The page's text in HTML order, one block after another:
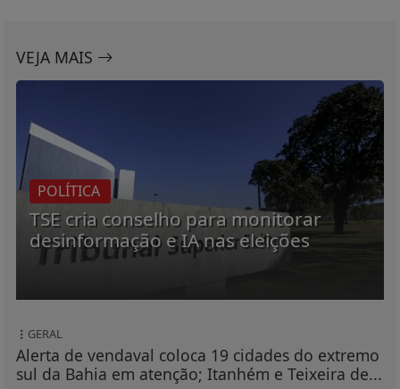
VEJA MAIS
POLÍTICA
TSE cria conselho para monitorar
desinformação e IA nas eleições
GERAL
Alerta de vendaval coloca 19 cidades do extremo
sul da Bahia em atenção; Itanhém e Teixeira de...